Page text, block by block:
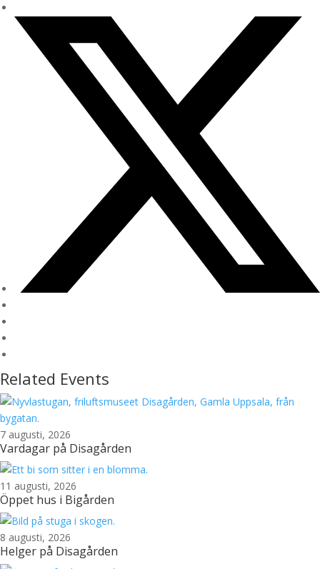
Related Events
7 augusti, 2026
Vardagar på Disagården
11 augusti, 2026
Öppet hus i Bigården
8 augusti, 2026
Helger på Disagården